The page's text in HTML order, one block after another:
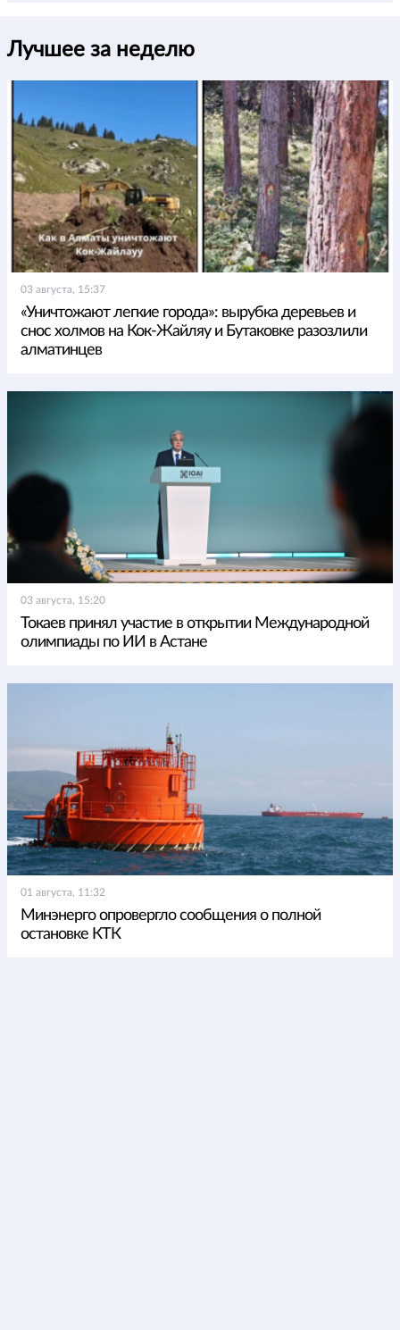
Лучшее за неделю
03 августа, 15:37
«Уничтожают легкие города»: вырубка деревьев и
снос холмов на Кок-Жайляу и Бутаковке разозлили
алматинцев
03 августа, 15:20
Токаев принял участие в открытии Международной
олимпиады по ИИ в Астане
01 августа, 11:32
Минэнерго опровергло сообщения о полной
остановке КТК